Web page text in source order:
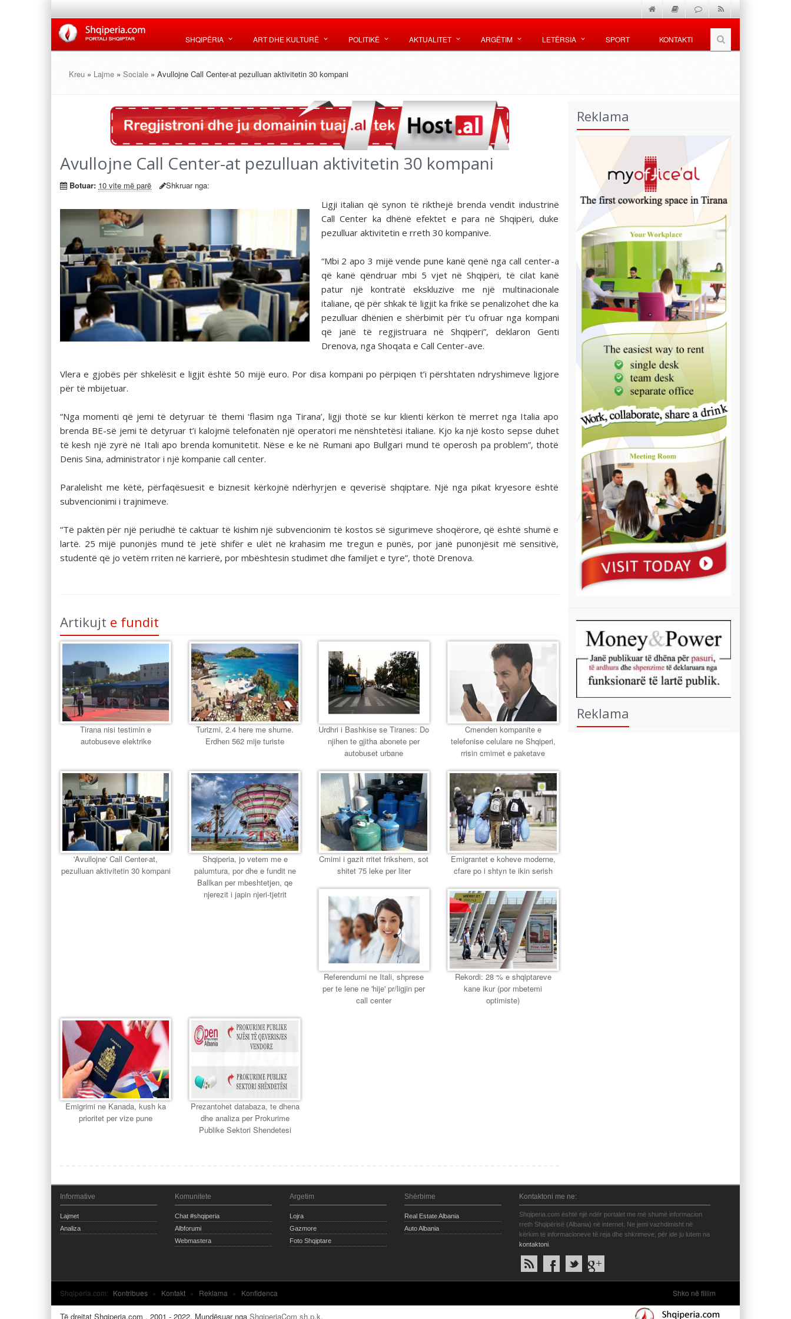
SHQIPËRIA ART DHE KULTURË POLITIKË AKTUALITET ARGËTIM LETËRSIA SPORT KONTAKTI
Kreu » Lajme » Sociale » Avullojne Call Center-at pezulluan aktivitetin 30 kompani
Avullojne Call Center-at pezulluan aktivitetin 30 kompani
Botuar: 10 vite më parë Shkruar nga:
Ligji italian që synon të rikthejë brenda vendit industrinë
Call Center ka dhënë efektet e para në Shqipëri, duke
pezulluar aktivitetin e rreth 30 kompanive.
“Mbi 2 apo 3 mijë vende pune kanë qenë nga call center-a
që kanë qëndruar mbi 5 vjet në Shqipëri, të cilat kanë
patur një kontratë ekskluzive me një multinacionale
italiane, që për shkak të ligjit ka frikë se penalizohet dhe ka
pezulluar dhënien e shërbimit për t’u ofruar nga kompani
që janë të regjistruara në Shqipëri”, deklaron Genti
Drenova, nga Shoqata e Call Center-ave.
Vlera e gjobës për shkelësit e ligjit është 50 mijë euro. Por disa kompani po përpiqen t’i përshtaten ndryshimeve ligjore
për të mbijetuar.
“Nga momenti që jemi të detyruar të themi ‘flasim nga Tirana’, ligji thotë se kur klienti kërkon të merret nga Italia apo
brenda BE-së jemi të detyruar t’i kalojmë telefonatën një operatori me nënshtetësi italiane. Kjo ka një kosto sepse duhet
të kesh një zyrë në Itali apo brenda komunitetit. Nëse e ke në Rumani apo Bullgari mund të operosh pa problem”, thotë
Denis Sina, administrator i një kompanie call center.
Paralelisht me këtë, përfaqësuesit e biznesit kërkojnë ndërhyrjen e qeverisë shqiptare. Një nga pikat kryesore është
subvencionimi i trajnimeve.
“Të paktën për një periudhë të caktuar të kishim një subvencionim të kostos së sigurimeve shoqërore, që është shumë e
lartë. 25 mijë punonjës mund të jetë shifër e ulët në krahasim me tregun e punës, por janë punonjësit më sensitivë,
studentë që jo vetëm rriten në karrierë, por mbështesin studimet dhe familjet e tyre”, thotë Drenova.
Artikujt e fundit
Tirana nisi testimin e
autobuseve elektrike
Turizmi, 2.4 here me shume.
Erdhen 562 mije turiste
Urdhri i Bashkise se Tiranes: Do
njihen te gjitha abonete per
autobuset urbane
Cmenden kompanite e
telefonise celulare ne Shqiperi,
rrisin cmimet e paketave
'Avullojne' Call Center-at,
pezulluan aktivitetin 30 kompani
Shqiperia, jo vetem me e
palumtura, por dhe e fundit ne
Ballkan per mbeshtetjen, qe
njerezit i japin njeri-tjetrit
Cmimi i gazit rritet frikshem, sot
shitet 75 leke per liter
Emigrantet e koheve moderne,
cfare po i shtyn te ikin serish
Referendumi ne Itali, shprese
per te lene ne 'hije' pr/ligjin per
call center
Rekordi: 28 % e shqiptareve
kane ikur (por mbetemi
optimiste)
Emigrimi ne Kanada, kush ka
prioritet per vize pune
Prezantohet databaza, te dhena
dhe analiza per Prokurime
Publike Sektori Shendetesi
Reklama
Reklama
Informative
Lajmet
Analiza
Komunitete
Chat #shqiperia
Albforumi
Webmastera
Argetim
Lojra
Gazmore
Foto Shqiptare
Shërbime
Real Estate Albania
Auto Albania
Kontaktoni me ne:
Shqiperia.com është një ndër portalet me më shumë informacion
rreth Shqipërisë (Albania) në internet. Ne jemi vazhdimisht në
kërkim të informacioneve të reja dhe shkrimeve, për ide ju lutem na
kontaktoni
Shqiperia.com: Kontribues » Kontakt » Reklama » Konfidenca Shko në fillim
Të drejtat Shqiperia.com . 2001 - 2022. Mundësuar nga ShqiperiaCom sh.p.k.